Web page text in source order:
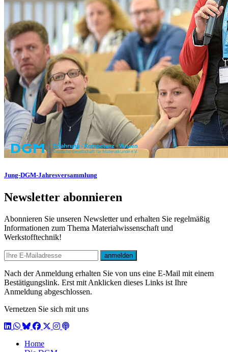
Jung-DGM-Jahresversammlung
Newsletter abonnieren
Abonnieren Sie unseren Newsletter und erhalten Sie regelmäßig
Informationen zum Thema Materialwissenschaft und
Werkstofftechnik!
E-mail
anmelden
Nach der Anmeldung erhalten Sie von uns eine E-Mail mit einem
Bestätigungslink. Erst mit Anklicken dieses Links ist Ihre
Anmeldung abgeschlossen.
Vernetzen Sie sich mit uns
LinkedIn
WhatsApp
BlueSky
Facebook
X / Twitter
Instagram
Podcast
Home